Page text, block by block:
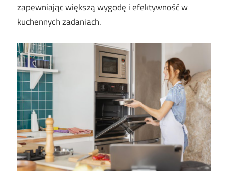
zapewniając większą wygodę i efektywność w
kuchennych zadaniach.